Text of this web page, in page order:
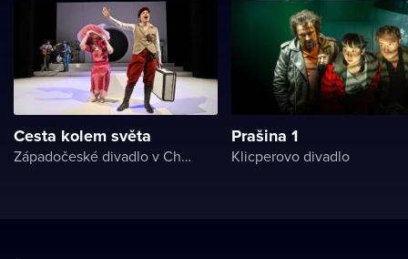
Cesta kolem světa
Západočeské divadlo v Chebu
Prašina 1
Klicperovo divadlo